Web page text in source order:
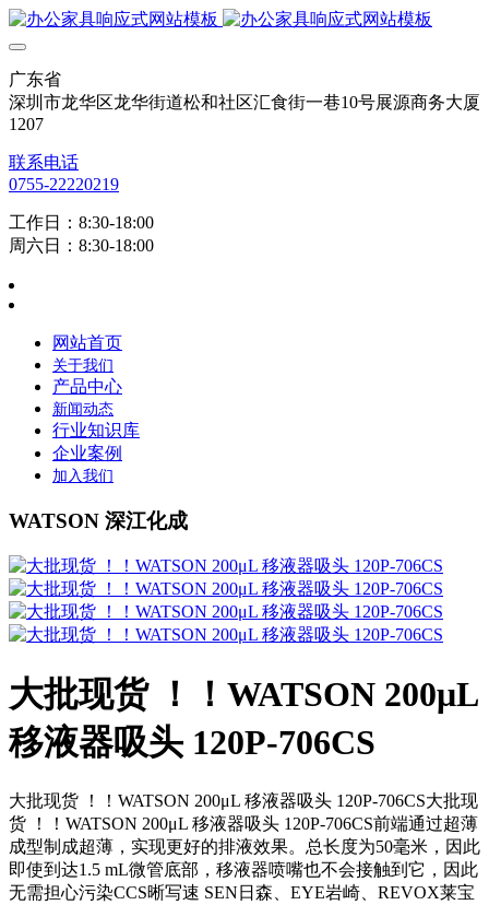
广东省
深圳市龙华区龙华街道松和社区汇食街一巷10号展源商务大厦
1207
联系电话
0755-22220219
工作日：8:30-18:00
周六日：8:30-18:00
网站首页
关于我们
产品中心
新闻动态
行业知识库
企业案例
加入我们
WATSON 深江化成
大批现货 ！！WATSON 200μL
移液器吸头 120P-706CS
大批现货 ！！WATSON 200μL 移液器吸头 120P-706CS大批现
货 ！！WATSON 200μL 移液器吸头 120P-706CS前端通过超薄
成型制成超薄，实现更好的排液效果。总长度为50毫米，因此
即使到达1.5 mL微管底部，移液器喷嘴也不会接触到它，因此
无需担心污染CCS晰写速 SEN日森、EYE岩崎、REVOX莱宝